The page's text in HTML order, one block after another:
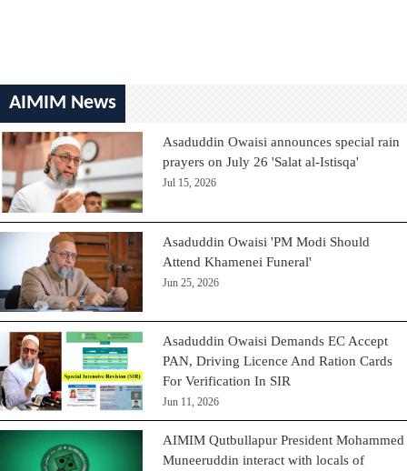
AIMIM News
Asaduddin Owaisi announces special rain
prayers on July 26 'Salat al-Istisqa'
Jul 15, 2026
Asaduddin Owaisi 'PM Modi Should
Attend Khamenei Funeral'
Jun 25, 2026
Asaduddin Owaisi Demands EC Accept
PAN, Driving Licence And Ration Cards
For Verification In SIR
Jun 11, 2026
AIMIM Qutbullapur President Mohammed
Muneeruddin interact with locals of